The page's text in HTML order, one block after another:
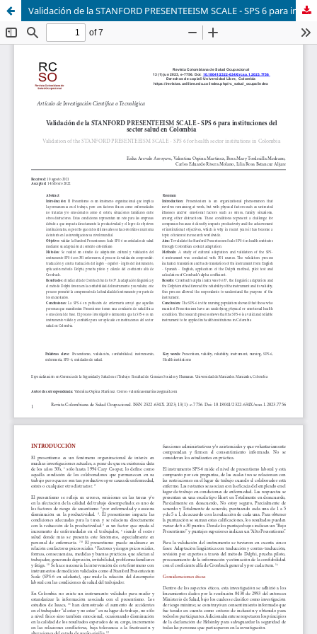
Validación de la STANFORD PRESENTEEISM SCALE - SPS 6 para instituciones del sector salud en Colombia